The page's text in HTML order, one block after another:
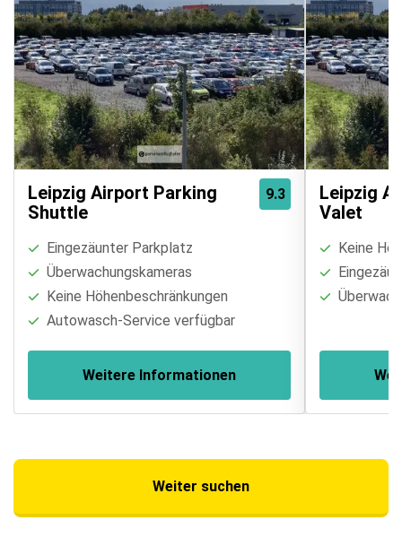
9.3
Leipzig Airport Parking
Shuttle
Eingezäunter Parkplatz
Überwachungskameras
Keine Höhenbeschränkungen
Autowasch-Service verfügbar
Weitere Informationen
Leipzig
Valet
Keine
Weiter suchen